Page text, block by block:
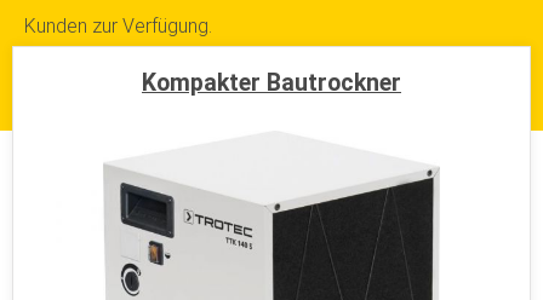
Kunden zur Verfügung.
Kompakter Bautrockner